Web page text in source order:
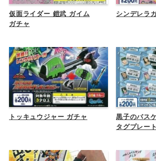
仮面ライダー 鎧武 ガイム
ガチャ
シンデレラ
トッキュウジャー ガチャ
黒子のバス
タグプレート